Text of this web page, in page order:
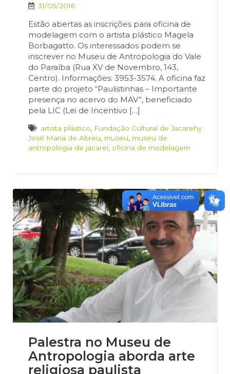
31/05/2016
Estão abertas as inscrições para oficina de
modelagem com o artista plástico Magela
Borbagatto. Os interessados podem se
inscrever no Museu de Antropologia do Vale
do Paraíba (Rua XV de Novembro, 143,
Centro). Informações: 3953-3574. A oficina faz
parte do projeto “Paulistinhas – Importante
presença no acervo do MAV”, beneficiado
pela LIC (Lei de Incentivo […]
artista plástico
Fundação Cultural de Jacarehy
José Maria de Abreu museu museu de
antropologia de jacareí, oficina de modelagem
Palestra no Museu de
Antropologia aborda arte
religiosa paulista